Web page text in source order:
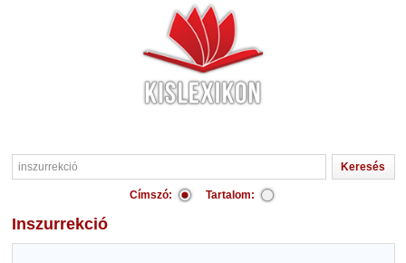
Címszó: Tartalom:
inszurrekció